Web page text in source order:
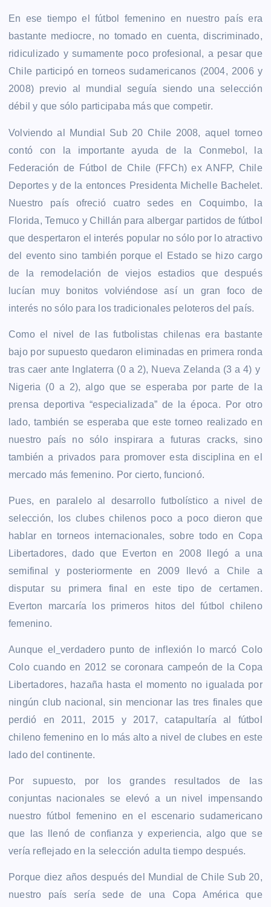
En ese tiempo el fútbol femenino en nuestro país era
bastante mediocre, no tomado en cuenta, discriminado,
ridiculizado y sumamente poco profesional, a pesar que
Chile participó en torneos sudamericanos (2004, 2006 y
2008) previo al mundial seguía siendo una selección
débil y que sólo participaba más que competir.
Volviendo al Mundial Sub 20 Chile 2008, aquel torneo
contó con la importante ayuda de la Conmebol, la
Federación de Fútbol de Chile (FFCh) ex ANFP, Chile
Deportes y de la entonces Presidenta Michelle Bachelet.
Nuestro país ofreció cuatro sedes en Coquimbo, la
Florida, Temuco y Chillán para albergar partidos de fútbol
que despertaron el interés popular no sólo por lo atractivo
del evento sino también porque el Estado se hizo cargo
de la remodelación de viejos estadios que después
lucían muy bonitos volviéndose así un gran foco de
interés no sólo para los tradicionales peloteros del país.
Como el nivel de las futbolistas chilenas era bastante
bajo por supuesto quedaron eliminadas en primera ronda
tras caer ante Inglaterra (0 a 2), Nueva Zelanda (3 a 4) y
Nigeria (0 a 2), algo que se esperaba por parte de la
prensa deportiva “especializada” de la época. Por otro
lado, también se esperaba que este torneo realizado en
nuestro país no sólo inspirara a futuras cracks, sino
también a privados para promover esta disciplina en el
mercado más femenino. Por cierto, funcionó.
Pues, en paralelo al desarrollo futbolístico a nivel de
selección, los clubes chilenos poco a poco dieron que
hablar en torneos internacionales, sobre todo en Copa
Libertadores, dado que Everton en 2008 llegó a una
semifinal y posteriormente en 2009 llevó a Chile a
disputar su primera final en este tipo de certamen.
Everton marcaría los primeros hitos del fútbol chileno
femenino.
Aunque el
verdadero punto de inflexión lo marcó Colo
Colo cuando en 2012 se coronara campeón de la Copa
Libertadores, hazaña hasta el momento no igualada por
ningún club nacional, sin mencionar las tres finales que
perdió en 2011, 2015 y 2017, catapultaría al fútbol
chileno femenino en lo más alto a nivel de clubes en este
lado del continente.
Por supuesto, por los grandes resultados de las
conjuntas nacionales se elevó a un nivel impensando
nuestro fútbol femenino en el escenario sudamericano
que las llenó de confianza y experiencia, algo que se
vería reflejado en la selección adulta tiempo después.
Porque diez años después del Mundial de Chile Sub 20,
nuestro país sería sede de una Copa América que